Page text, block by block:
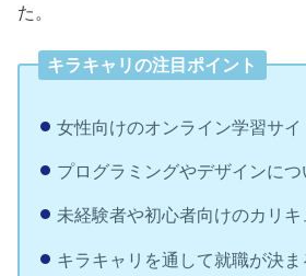
た。
キラキャリの注目ポイント
女性向けのオンライン学習サイ
プログラミングやデザインにつ
未経験者や初心者向けのカリキ
キラキャリを通して就職が決